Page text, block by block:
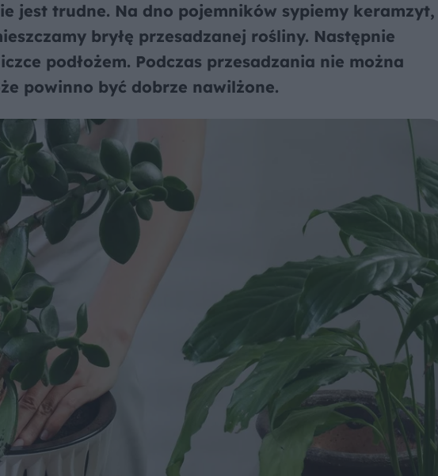
jest trudne. Na dno pojemników sypiemy keramzyt,
bryłę przesadzanej rośliny. Następnie
podłożem. Podczas przesadzania nie można
powinno być dobrze nawilżone.